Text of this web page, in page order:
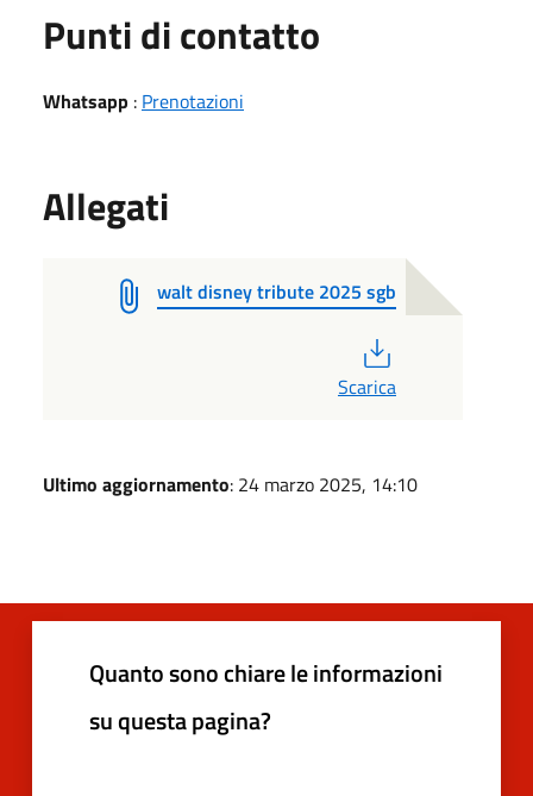
Punti di contatto
Whatsapp : Prenotazioni
Allegati
walt disney tribute 2025 sgb
Scarica
Ultimo aggiornamento: 24 marzo 2025, 14:10
Quanto sono chiare le informazioni
su questa pagina?